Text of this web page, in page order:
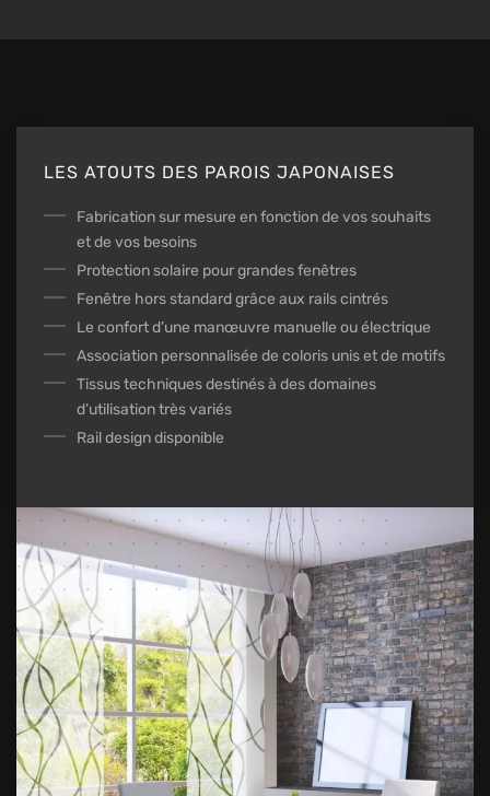
LES ATOUTS DES PAROIS JAPONAISES
Fabrication sur mesure en fonction de vos souhaits
et de vos besoins
Protection solaire pour grandes fenêtres
Fenêtre hors standard grâce aux rails cintrés
Le confort d’une manœuvre manuelle ou électrique
Association personnalisée de coloris unis et de motifs
Tissus techniques destinés à des domaines
d’utilisation très variés
Rail design disponible